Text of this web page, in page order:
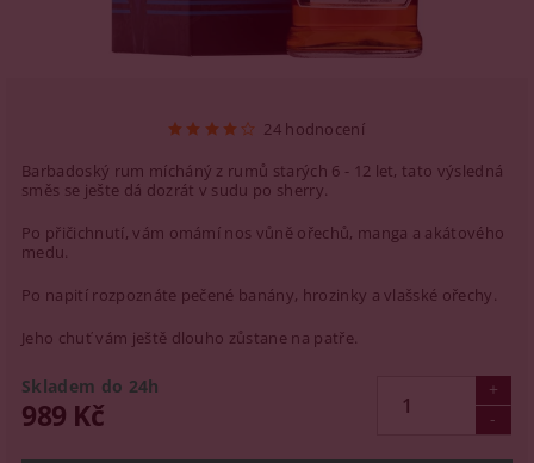
24 hodnocení
Barbadoský rum mícháný z rumů starých 6 - 12 let, tato výsledná
směs se ješte dá dozrát v sudu po sherry.
Po přičichnutí, vám omámí nos vůně ořechů, manga a akátového
medu.
Po napití rozpoznáte pečené banány, hrozinky a vlašské ořechy.
Jeho chuť vám ještě dlouho zůstane na patře.
Skladem do 24h
989 Kč